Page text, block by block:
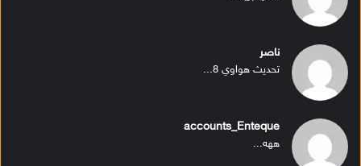
ناصر
تحديث هواوي 8...
accounts_Enteque
ههه...